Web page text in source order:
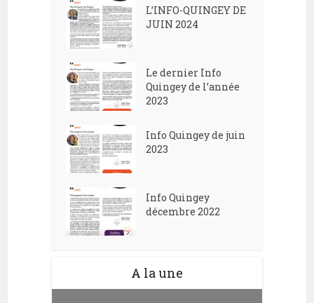
L’INFO-QUINGEY DE
JUIN 2024
Le dernier Info
Quingey de l’année
2023
Info Quingey de juin
2023
Info Quingey
décembre 2022
A la une